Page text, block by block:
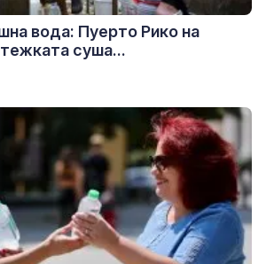
вода: Пуерто Рико на
суша...